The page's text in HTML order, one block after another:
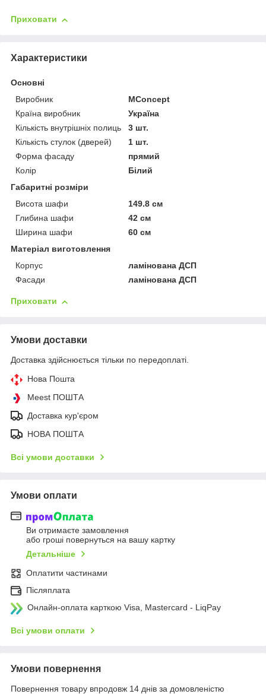
Приховати
Характеристики
Основні
Виробник
MConcept
Країна виробник
Україна
Кількість внутрішніх полиць
3 шт.
Кількість стулок (дверей)
1 шт.
Форма фасаду
прямий
Колір
Білий
Габаритні розміри
Висота шафи
149.8 см
Глибина шафи
42 см
Ширина шафи
60 см
Матеріал виготовлення
Корпус
ламінована ДСП
Фасади
ламінована ДСП
Приховати
Умови доставки
Доставка здійснюється тільки по передоплаті.
Нова Пошта
Meest ПОШТА
Доставка кур'єром
НОВА ПОШТА
Всі умови доставки
Умови оплати
Ви отримаєте замовлення
або гроші повернуться на вашу картку
Детальніше
Оплатити частинами
Післяплата
Онлайн-оплата карткою Visa, Mastercard - LiqPay
Всі умови оплати
Умови повернення
Повернення товару впродовж 14 днів за домовленістю